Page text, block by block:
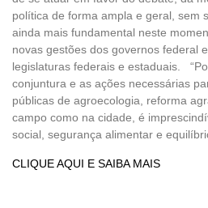
política de forma ampla e geral, sem
ainda mais fundamental neste
novas gestões dos governos federal
legislaturas federais e estaduais.
conjuntura e as ações necessárias
públicas de agroecologia, reforma
campo como na cidade, é
social, segurança alimentar e
CLIQUE AQUI E SAIBA MAIS